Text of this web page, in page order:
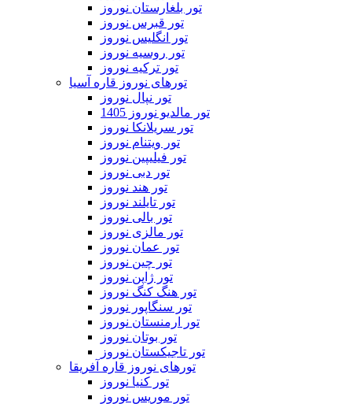
تور بلغارستان نوروز
تور قبرس نوروز
تور انگلیس نوروز
تور روسیه نوروز
تور ترکیه نوروز
تورهای نوروز قاره آسیا
تور نپال نوروز
تور مالدیو نوروز 1405
تور سریلانکا نوروز
تور ویتنام نوروز
تور فیلیپین نوروز
تور دبی نوروز
تور هند نوروز
تور تایلند نوروز
تور بالی نوروز
تور مالزی نوروز
تور عمان نوروز
تور چین نوروز
تور ژاپن نوروز
تور هنگ کنگ نوروز
تور سنگاپور نوروز
تور ارمنستان نوروز
تور بوتان نوروز
تور تاجیکستان نوروز
تورهای نوروز قاره آفریقا
تور کنیا نوروز
تور موریس نوروز